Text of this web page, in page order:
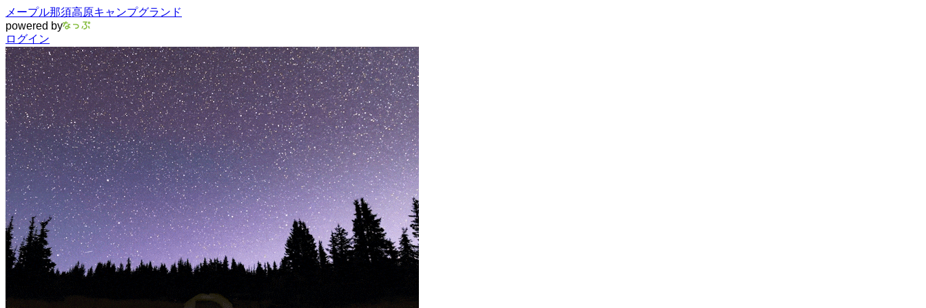
メープル那須高原キャンプグランド
powered by
ログイン